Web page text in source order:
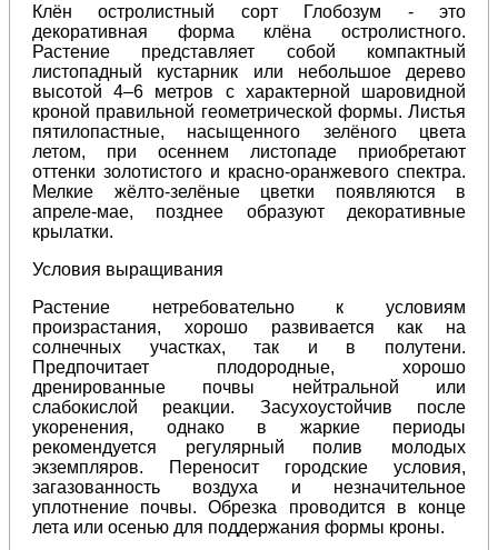
Клён остролистный сорт Глобозум - это
декоративная форма клёна остролистного.
Растение представляет собой компактный
листопадный кустарник или небольшое дерево
высотой 4–6 метров с характерной шаровидной
кроной правильной геометрической формы. Листья
пятилопастные, насыщенного зелёного цвета
летом, при осеннем листопаде приобретают
оттенки золотистого и красно-оранжевого спектра.
Мелкие жёлто-зелёные цветки появляются в
апреле-мае, позднее образуют декоративные
крылатки.
Условия выращивания
Растение нетребовательно к условиям
произрастания, хорошо развивается как на
солнечных участках, так и в полутени.
Предпочитает плодородные, хорошо
дренированные почвы нейтральной или
слабокислой реакции. Засухоустойчив после
укоренения, однако в жаркие периоды
рекомендуется регулярный полив молодых
экземпляров. Переносит городские условия,
загазованность воздуха и незначительное
уплотнение почвы. Обрезка проводится в конце
лета или осенью для поддержания формы кроны.